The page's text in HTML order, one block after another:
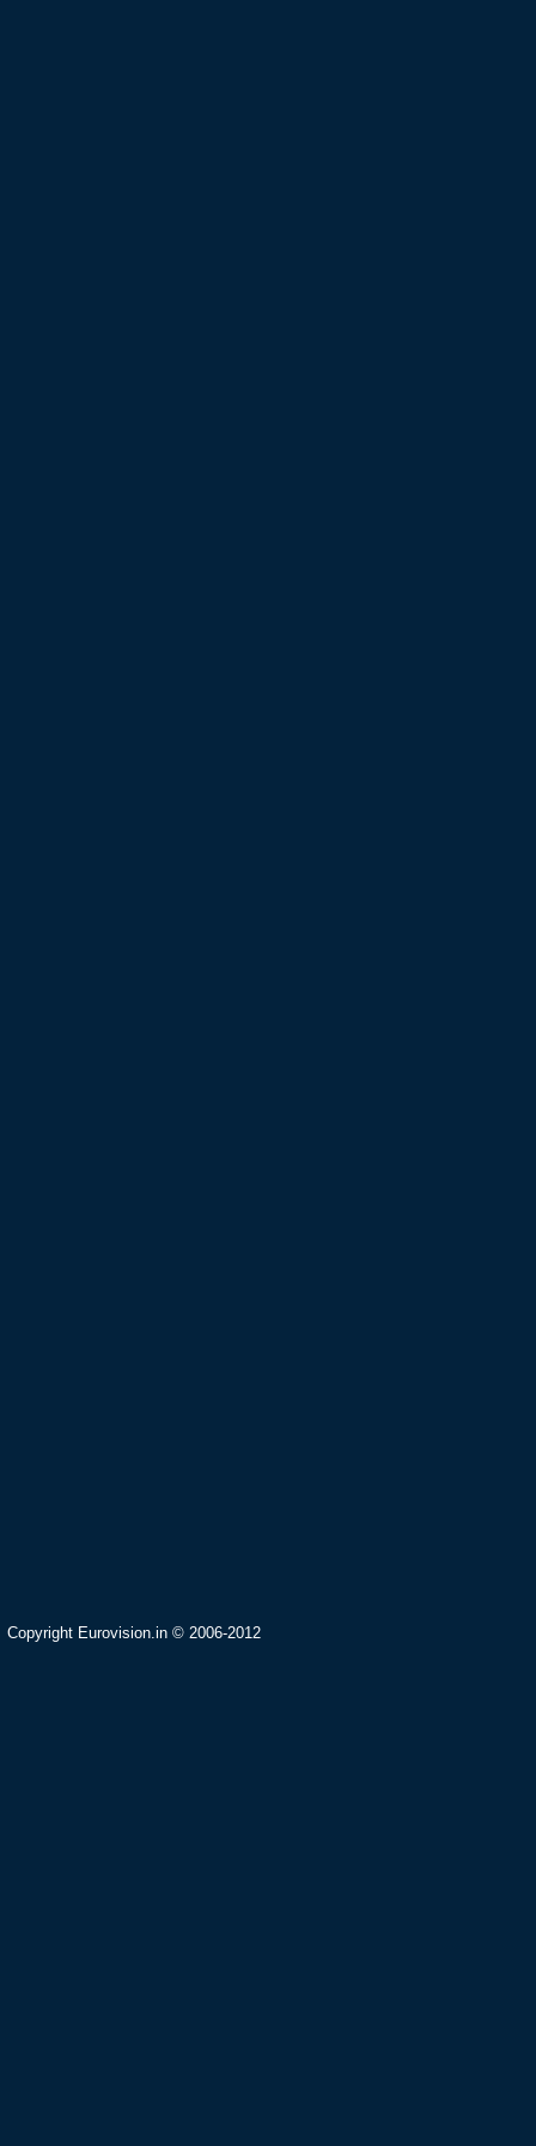
Copyright Eurovision.in © 2006-2012